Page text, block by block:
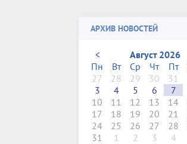
АРХИВ НОВОСТЕЙ
<
Август 2026
Пн
Вт Ср Чт Пт
27
28 29 30 31
3
4 5 6 7
10
11 12 13 14
17
18 19 20 21
24
25 26 27 28
31
1 2 3 4